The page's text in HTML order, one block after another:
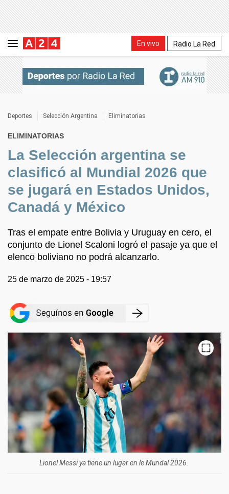
En vivo Radio La Red
Deportes Selección Argentina Eliminatorias
ELIMINATORIAS
La Selección argentina se
clasificó al Mundial 2026 que
se jugará en Estados Unidos,
Canadá y México
Tras el empate entre Bolivia y Uruguay en cero, el
conjunto de Lionel Scaloni logró el pasaje ya que el
elenco boliviano no podrá alcanzarlo.
25 de marzo de 2025 - 19:57
Lionel Messi ya tiene un lugar en le Mundal 2026.